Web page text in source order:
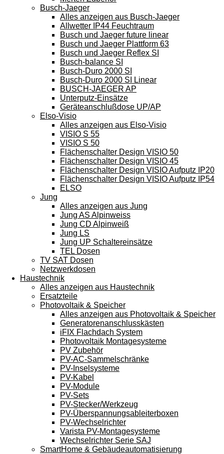
Busch-Jaeger
Alles anzeigen aus Busch-Jaeger
Allwetter IP44 Feuchtraum
Busch und Jaeger future linear
Busch und Jaeger Plattform 63
Busch und Jaeger Reflex SI
Busch-balance SI
Busch-Duro 2000 SI
Busch-Duro 2000 SI Linear
BUSCH-JAEGER AP
Unterputz-Einsätze
Geräteanschlußdose UP/AP
Elso-Visio
Alles anzeigen aus Elso-Visio
VISIO S 55
VISIO S 50
Flächenschalter Design VISIO 50
Flächenschalter Design VISIO 45
Flächenschalter Design VISIO Aufputz IP20
Flächenschalter Design VISIO Aufputz IP54
ELSO
Jung
Alles anzeigen aus Jung
Jung AS Alpinweiss
Jung CD Alpinweiß
Jung LS
Jung UP Schaltereinsätze
TEL Dosen
TV SAT Dosen
Netzwerkdosen
Haustechnik
Alles anzeigen aus Haustechnik
Ersatzteile
Photovoltaik & Speicher
Alles anzeigen aus Photovoltaik & Speicher
Generatorenanschlusskästen
iFIX Flachdach System
Photovoltaik Montagesysteme
PV Zubehör
PV-AC-Sammelschränke
PV-Inselsysteme
PV-Kabel
PV-Module
PV-Sets
PV-Stecker/Werkzeug
PV-Überspannungsableiterboxen
PV-Wechselrichter
Varista PV-Montagesysteme
Wechselrichter Serie SAJ
SmartHome & Gebäudeautomatisierung